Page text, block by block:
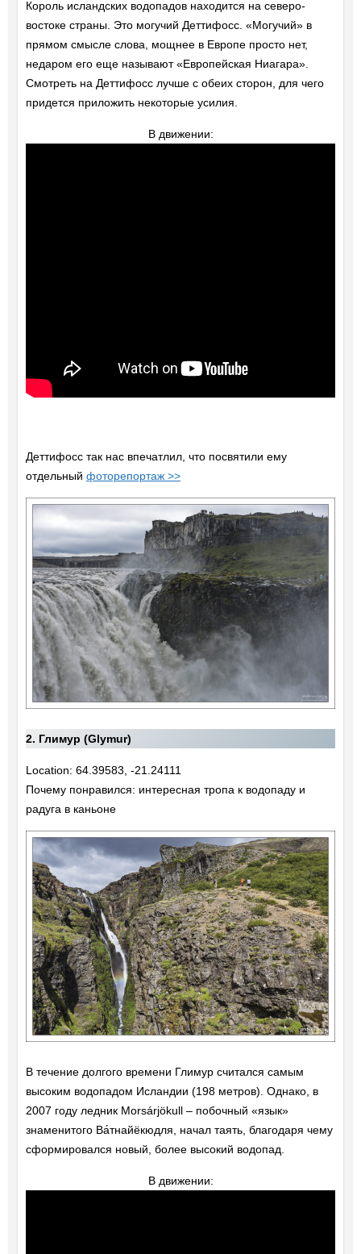
Король исландских водопадов находится на северо-
востоке страны. Это могучий Деттифосс. «Могучий» в
прямом смысле слова, мощнее в Европе просто нет,
недаром его еще называют «Европейская Ниагара».
Смотреть на Деттифосс лучше с обеих сторон, для чего
придется приложить некоторые усилия.
В движении:
Деттифосс так нас впечатлил, что посвятили ему
отдельный фоторепортаж >>
2. Глимур (Glymur)
Location: 64.39583, -21.24111
Почему понравился: интересная тропа к водопаду и
радуга в каньоне
В течение долгого времени Глимур считался самым
высоким водопадом Исландии (198 метров). Однако, в
2007 году ледник Morsárjökull – побочный «язык»
знаменитого Ва́тнайёкюдля, начал таять, благодаря чему
сформировался новый, более высокий водопад.
В движении: